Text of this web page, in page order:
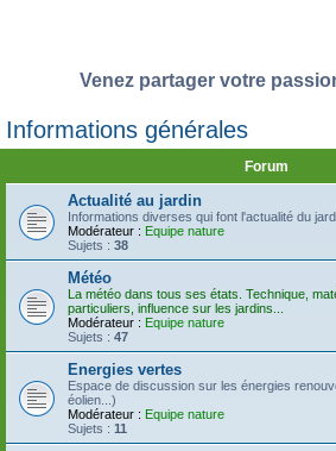
Venez partager votre
Informations générales
Forum
Actualité au jardin
Informations diverses qui font l'actualité du
Modérateur : Equipe nature
Sujets : 38
Météo
La météo dans tous ses états. Technique,
particuliers, influence sur les jardins...
Modérateur : Equipe nature
Sujets : 47
Energies vertes
Espace de discussion sur les énergies
éolien...)
Modérateur : Equipe nature
Sujets : 11